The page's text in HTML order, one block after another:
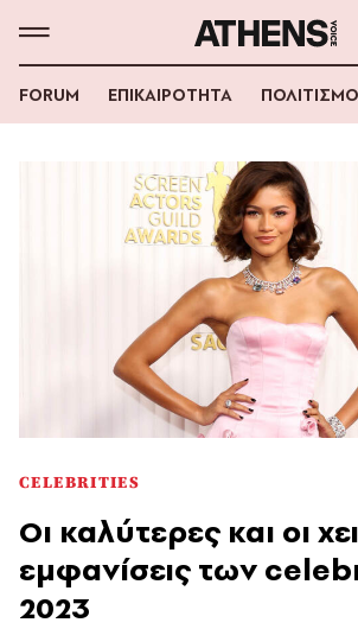
FORUM ΕΠΙΚΑΙΡΟΤΗΤΑ
CELEBRITIES
Οι καλύτερες και οι
εμφανίσεις των
2023